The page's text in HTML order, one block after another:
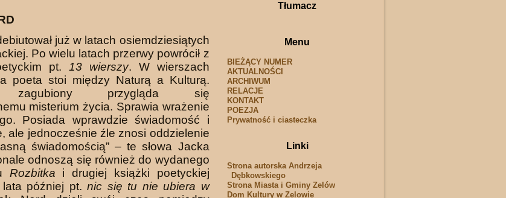
już w latach osiemdziesiątych
Po wielu latach przerwy powrócił z
pt. 13 wierszy. W wierszach
poeta stoi między Naturą a Kulturą.
zagubiony przygląda się
misterium życia. Sprawia wrażenie
Posiada wprawdzie świadomość i
ale jednocześnie źle znosi oddzielenie
świadomością” – te słowa Jacka
odnoszą się również do wydanego
Rozbitka i drugiej książki poetyckiej
lata później pt.nic się tu nie ubiera w
Tłumacz
Menu
BIEŻĄCY NUMER
AKTUALNOŚCI
ARCHIWUM
RELACJE
KONTAKT
POEZJA
Prywatność i ciasteczka
Linki
Strona autorska Andrzeja
Dębkowskiego
Strona Miasta i Gminy Zelów
Dom Kultury w Zelowie